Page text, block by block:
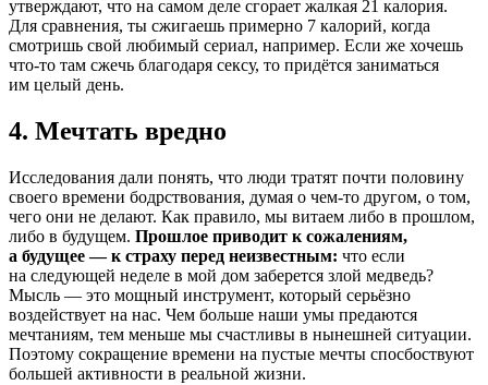
утверждают, что на самом деле сгорает жалкая 21 калория.
Для сравнения, ты сжигаешь примерно 7 калорий, когда
смотришь свой любимый сериал, например. Если же хочешь
что-то там сжечь благодаря сексу, то придётся заниматься
им целый день.
4. Мечтать вредно
Исследования дали понять, что люди тратят почти половину
своего времени бодрствования, думая о чем-то другом, о том,
чего они не делают. Как правило, мы витаем либо в прошлом,
либо в будущем. Прошлое приводит к сожалениям,
а будущее — к страху перед неизвестным: что если
на следующей неделе в мой дом заберется злой медведь?
Мысль — это мощный инструмент, который серьёзно
воздействует на нас. Чем больше наши умы предаются
мечтаниям, тем меньше мы счастливы в нынешней ситуации.
Поэтому сокращение времени на пустые мечты спосбоствуют
большей активности в реальной жизни.